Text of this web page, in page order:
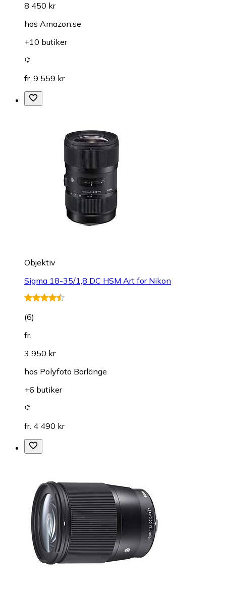
8 450 kr
hos Amazon.se
+10 butiker
fr. 9 559 kr
Objektiv
Sigma 18-35/1,8 DC HSM Art for Nikon
(6)
fr.
3 950 kr
hos Polyfoto Borlänge
+6 butiker
fr. 4 490 kr